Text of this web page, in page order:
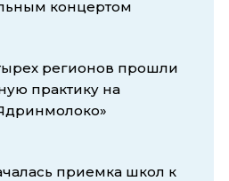
концертом
регионов прошли
практику на
приемка школ к